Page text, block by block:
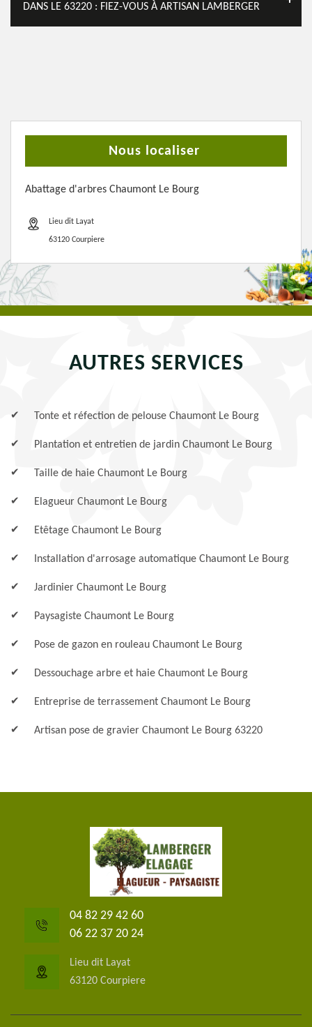
DANS LE 63220 : FIEZ-VOUS À ARTISAN LAMBERGER
Nous localiser
Abattage d'arbres Chaumont Le Bourg
Lieu dit Layat
63120 Courpiere
AUTRES SERVICES
Tonte et réfection de pelouse Chaumont Le Bourg
Plantation et entretien de jardin Chaumont Le Bourg
Taille de haie Chaumont Le Bourg
Elagueur Chaumont Le Bourg
Etêtage Chaumont Le Bourg
Installation d'arrosage automatique Chaumont Le Bourg
Jardinier Chaumont Le Bourg
Paysagiste Chaumont Le Bourg
Pose de gazon en rouleau Chaumont Le Bourg
Dessouchage arbre et haie Chaumont Le Bourg
Entreprise de terrassement Chaumont Le Bourg
Artisan pose de gravier Chaumont Le Bourg 63220
04 82 29 42 60
06 22 37 20 24
Lieu dit Layat
63120 Courpiere